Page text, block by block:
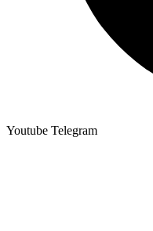
Youtube Telegram